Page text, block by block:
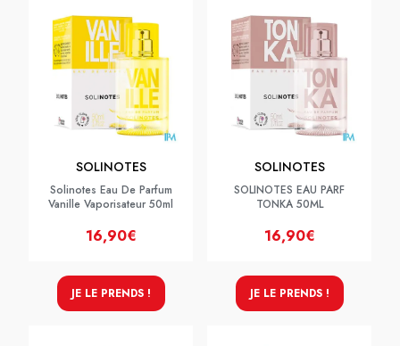
SOLINOTES
Solinotes Eau De Parfum
Vanille Vaporisateur 50ml
16,90€
JE LE PRENDS !
SOLINOTES
SOLINOTES EAU PARF
TONKA 50ML
16,90€
JE LE PRENDS !